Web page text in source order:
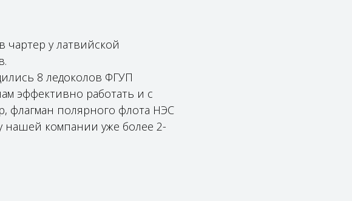
у латвийской
8 ледоколов ФГУП
эффективно работать и с
флагман полярного флота НЭС
нашей компании уже более 2-